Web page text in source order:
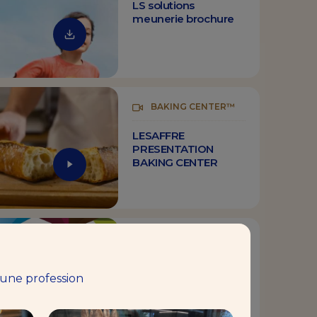
profession
LS solutions
meunerie brochure
BAKING CENTER™
LESAFFRE
PRESENTATION
BAKING CENTER